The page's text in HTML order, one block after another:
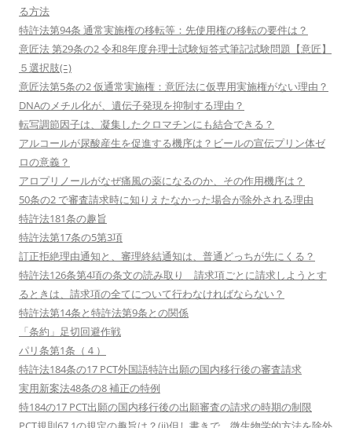
る方法
特許法第94条 通常実施権の移転等：先使用権の移転の要件は？
意匠法 第29条の2 令和8年度弁理士試験短答式筆記試験問題【意匠】
５選択肢(ﾆ)
意匠法第5条の2 仮通常実施権：意匠法に仮専用実施権がない理由？
DNAのメチル化が、遺伝子発現を抑制する理由？
転写調節因子は、凝集したクロマチンにも結合できる？
アルコールが尿酸産生を促進する機序は？ビールの宣伝プリン体ゼ
ロの意義？
アロプリノールがなぜ痛風の薬になるのか、その作用機序は？
50条の2 で審査請求時に知りえたなかった場合が除外される理由
特許法181条の趣旨
特許法第17条の5第3項
訂正拒絶理由通知と、審理終結通知は、普通どっちが先にくる？
特許法126条第4項の条文の読み取り 請求項ごとに請求しようとす
るときは、請求項の全てについて行わなければならない？
特許法第14条と特許法第9条との関係
「条約」足切回避作戦
パリ条第1条（４）
特許法184条の17 PCT外国語特許出願の国内移行後の審査請求
実用新案法48条の8 補正の特例
特184の17 PCT出願の国内移行後の出願審査の請求の時期の制限